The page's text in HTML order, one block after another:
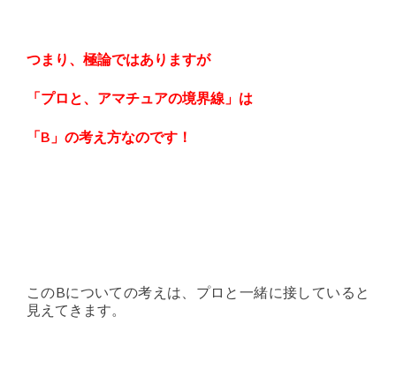
つまり、極論ではありますが
「プロと、アマチュアの境界線」は
「B」の考え方なのです！
このBについての考えは、プロと一緒に接していると
見えてきます。